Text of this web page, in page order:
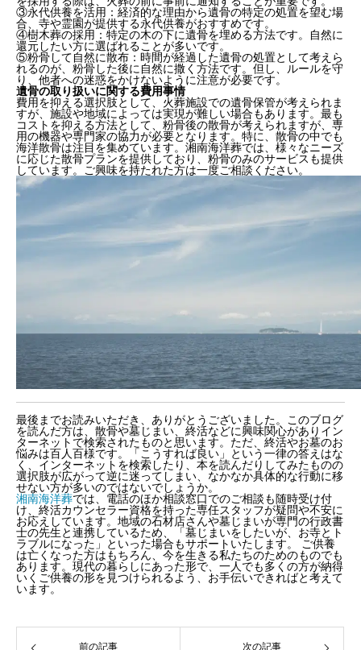
③永代供養を活用：経済的な理由から遺骨の特定の処置を望む場
合、寺や霊園が提供する永代供養がおすすめです。
④樹木葬の採用：特定の木の下に遺骨を埋める方法です。自然に
還元したい方に選ばれることが多いです。
⑤粉骨して自然に散布：時間が経過した遺骨の処置として考えら
れるのが、粉骨した後に自然に撒く方法です。但し、ルールを守
り、他者への迷惑をかけないように注意が必要です。
遺骨の取り扱いに関する費用事情
費用を抑える選択肢として、火葬施設での遺骨保管が考えられま
すが、施設や地域によっては実現が難しい場合もあります。最も
コストを抑える方法として、粉骨後の散骨が考えられますが、専
用の機器や専門家の協力が必要となります。特に、散骨の中でも
海洋散骨は注目を集めています。湘南海洋葬では、様々なニーズ
に応じた散骨プランを提供しており、粉骨のみのサービスも提供
しています。ご興味を持たれた方は一度ご相談ください。
最後までお読みいただき、ありがとうございました。このブログ
を読んだ方は、散骨や墓じまい、終活などに興味関心がありイン
ターネットで検索されたものと思います。ただ、終活やお墓のお
悩みは百人百様です。「こうすれば良い」という一律の答えはな
く、インターネットを検索したり、本を読んだりしてみたものの
選択肢が広がって逆に迷ってしまい、なかなか具体的な行動に移
せない方が多いのではないでしょうか。
湘南海洋葬では、電話のほか相談窓口でのご相談も随時受け付
け、終活カウンセラー資格を持った専任スタッフが疑問や不安に
お応えしています。地域の石材店さんや墓じまいが専門の行政書
士の先生と連携しているため、「墓じまいをしたいが、お寺とト
ラブルになった」といった場合もサポートいたします。 ご供養
は亡くなった方はもちろん、今を生きる私たちのためのものでも
あります。現代の暮らしにあった形で、一人でも多くの方が納得
いくご供養の形を見つけられるよう、お手伝いできればと考えて
います。
前の記事 次の記事
目次
ご遺骨の「処分」について
法的なリスクと対処
法的な基準を遵守した遺骨の取り扱い方法